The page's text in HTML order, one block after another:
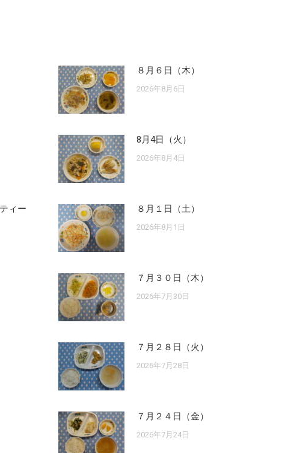
８月６日（木）
2026年8月6日
8月4日（火）
2026年8月4日
ィー ８月１日（土）
2026年8月1日
７月３０日（木）
2026年7月30日
７月２８日（火）
2026年7月28日
７月２４日（金）
2026年7月24日